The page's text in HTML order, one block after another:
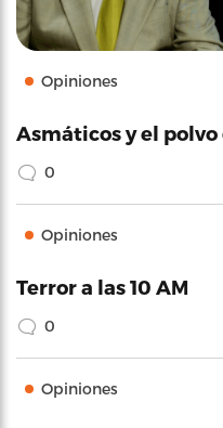
Opiniones
Asmáticos y el polvo
0
Opiniones
Terror a las 10 AM
0
Opiniones